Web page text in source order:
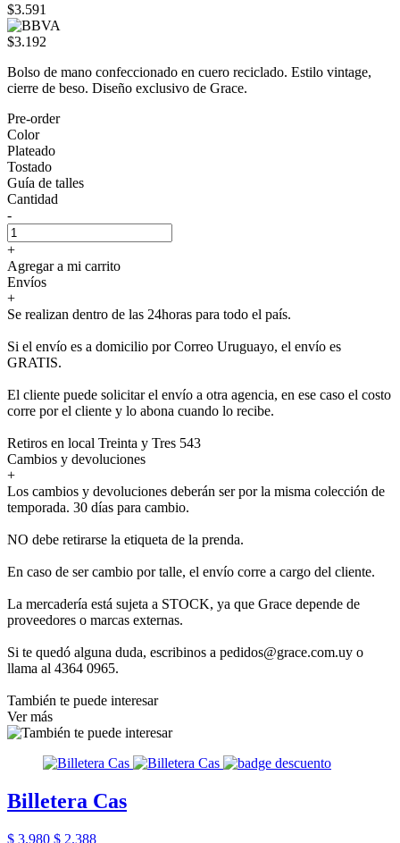
$3.591
$3.192
Bolso de mano confeccionado en cuero reciclado. Estilo vintage,
cierre de beso. Diseño exclusivo de Grace.
Pre-order
Color
Plateado
Tostado
Guía de talles
Cantidad
-
+
Agregar a mi carrito
Envíos
+
Se realizan dentro de las 24horas para todo el país.
Si el envío es a domicilio por Correo Uruguayo, el envío es
GRATIS.
El cliente puede solicitar el envío a otra agencia, en ese caso el costo
corre por el cliente y lo abona cuando lo recibe.
Retiros en local Treinta y Tres 543
Cambios y devoluciones
+
Los cambios y devoluciones deberán ser por la misma colección de
temporada. 30 días para cambio.
NO debe retirarse la etiqueta de la prenda.
En caso de ser cambio por talle, el envío corre a cargo del cliente.
La mercadería está sujeta a STOCK, ya que Grace depende de
proveedores o marcas externas.
Si te quedó alguna duda, escribinos a pedidos@grace.com.uy o
llama al 4364 0965.
También te puede interesar
Ver más
Billetera Cas
$ 3.980 $ 2.388